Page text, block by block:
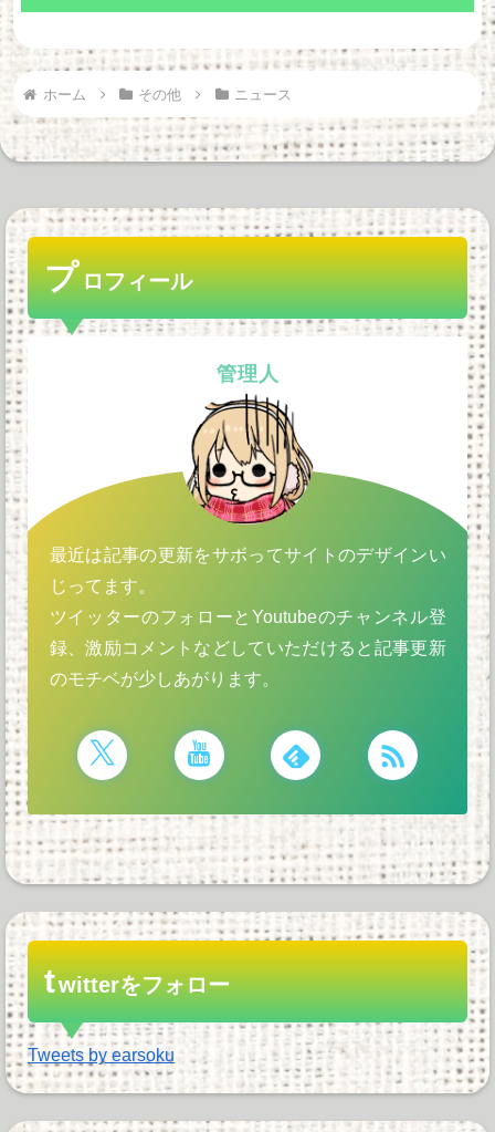
ホーム その他 ニュース
プロフィール
管理人
最近は記事の更新をサボってサイトのデザインい
じってます。
ツイッターのフォローとYoutubeのチャンネル登
録、激励コメントなどしていただけると記事更新
のモチベが少しあがります。
twitterをフォロー
Tweets by earsoku